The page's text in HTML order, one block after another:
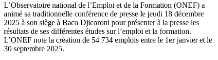
L’Observatoire national de l’Emploi et de la Formation (ONEF) a
animé sa traditionnelle conférence de presse le jeudi 18 décembre
2025 à son siège à Baco Djicoroni pour présenter à la presse les
résultats de ses différentes études sur l’emploi et la formation.
L’ONEF note la création de 54 734 emplois entre le 1er janvier et le
30 septembre 2025.